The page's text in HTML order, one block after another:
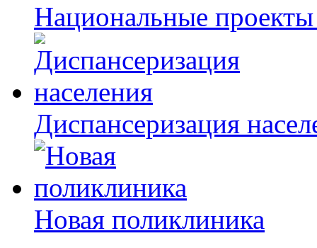
Национальные
Диспансеризация
Новая поликлиника